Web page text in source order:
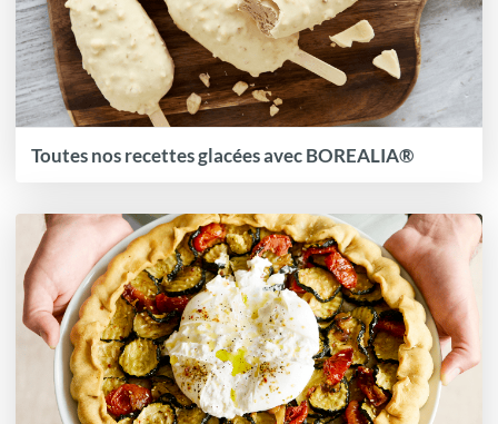
Toutes nos recettes glacées avec BOREALIA®